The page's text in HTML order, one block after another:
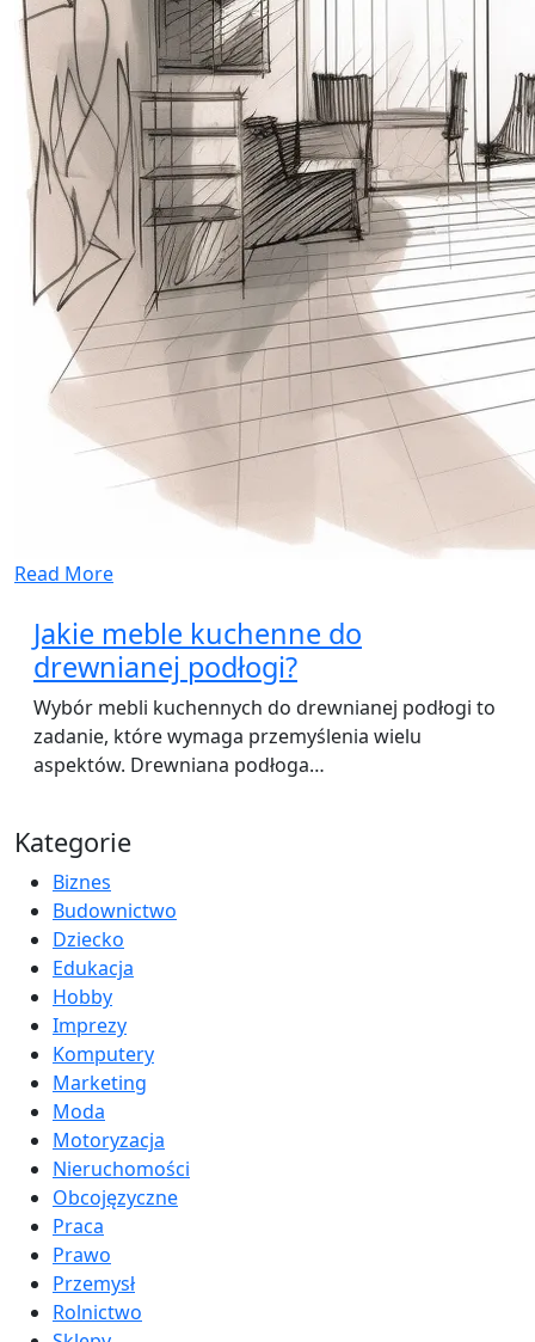
Read More
Jakie meble kuchenne do
drewnianej podłogi?
Wybór mebli kuchennych do drewnianej podłogi to
zadanie, które wymaga przemyślenia wielu
aspektów. Drewniana podłoga…
Kategorie
Biznes
Budownictwo
Dziecko
Edukacja
Hobby
Imprezy
Komputery
Marketing
Moda
Motoryzacja
Nieruchomości
Obcojęzyczne
Praca
Prawo
Przemysł
Rolnictwo